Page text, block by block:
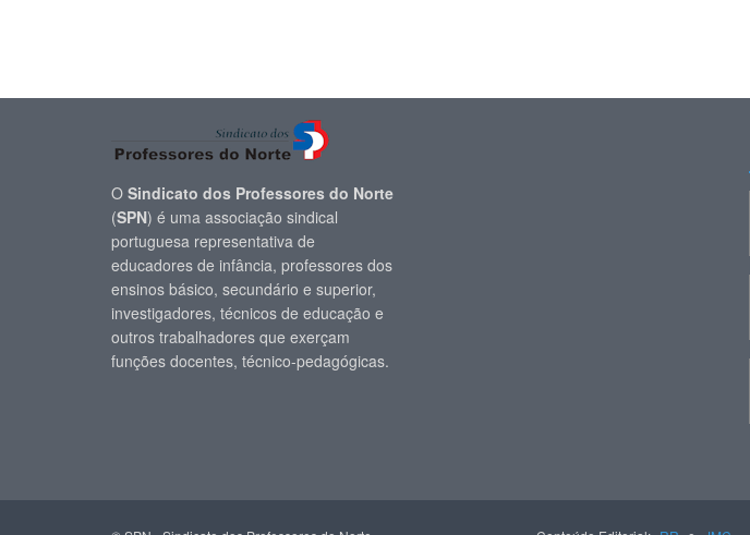
O Sindicato dos Professores do Norte
(SPN) é uma associação sindical
portuguesa representativa de
educadores de infância, professores dos
ensinos básico, secundário e superior,
investigadores, técnicos de educação e
outros trabalhadores que exerçam
funções docentes, técnico-pedagógicas.